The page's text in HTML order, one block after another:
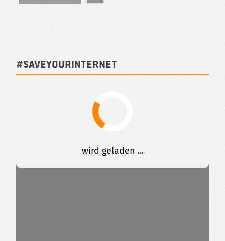
#SAVEYOURINTERNET